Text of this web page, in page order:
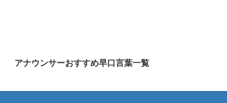
アナウンサーおすすめ早口言葉一覧